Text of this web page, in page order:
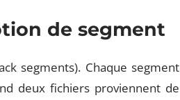
de segment
segments). Chaque segment
deux fichiers proviennent de